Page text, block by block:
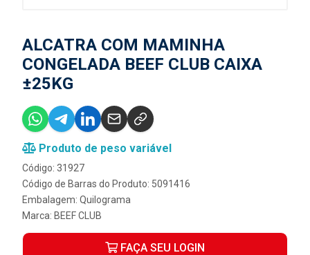
ALCATRA COM MAMINHA
CONGELADA BEEF CLUB CAIXA
±25KG
Produto de peso variável
Código: 31927
Código de Barras do Produto: 5091416
Embalagem: Quilograma
Marca: BEEF CLUB
FAÇA SEU LOGIN